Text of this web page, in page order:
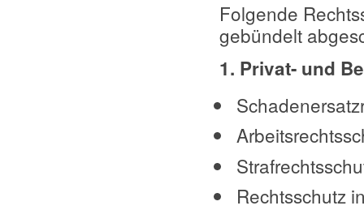
Folgende
gebündelt
1. Privat- und
Rechtsschutz